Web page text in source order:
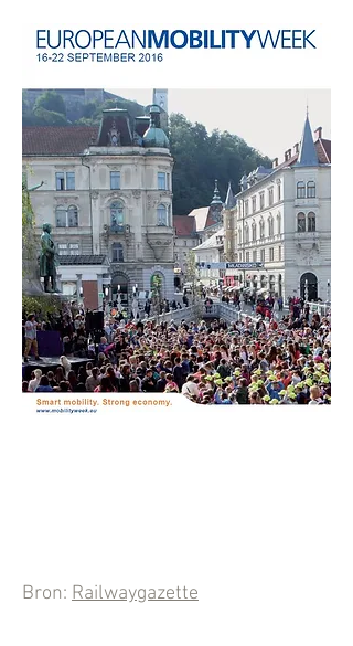
Bron: Railwaygazette